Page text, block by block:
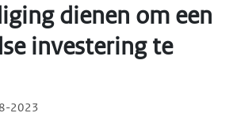
dienen om een
investering te
2023